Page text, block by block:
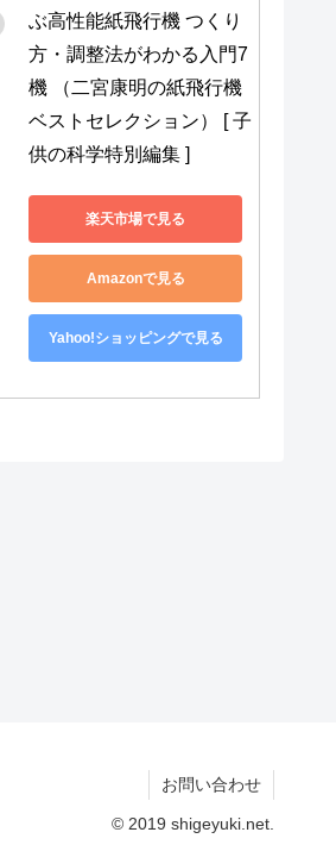
ぶ高性能紙飛行機 つくり
方・調整法がわかる入門7
機 （二宮康明の紙飛行機
ベストセレクション） [ 子
供の科学特別編集 ]
楽天市場で見る
Amazonで見る
Yahoo!ショッピングで見る
お問い合わせ
© 2019 shigeyuki.net.